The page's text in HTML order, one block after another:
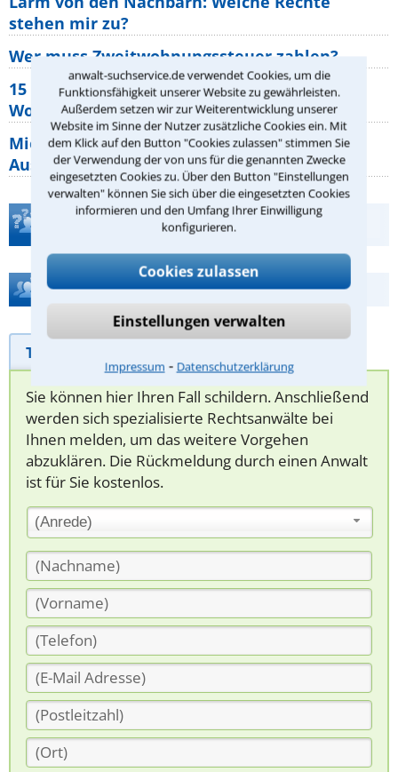
anwalt-suchservice.de verwendet Cookies, um die
Funktionsfähigkeit unserer Website zu gewährleisten.
Außerdem setzen wir zur Weiterentwicklung unserer
Website im Sinne der Nutzer zusätzliche Cookies ein. Mit
dem Klick auf den Button "Cookies zulassen" stimmen Sie
der Verwendung der von uns für die genannten Zwecke
eingesetzten Cookies zu. Über den Button "Einstellungen
verwalten" können Sie sich über die eingesetzten Cookies
informieren und den Umfang Ihrer Einwilligung
konfigurieren.
Cookies zulassen
Einstellungen verwalten
Impressum ⁃ Datenschutzerklärung
stehen mir zu?
Wer muss Zweitwohnungssteuer zahlen?
15 elementare Rechte, die jeder
Wohnungseigentümer kennen sollte
Mietpreisbremse 2026: Alle Regeln,
Ausnahmen und Rechte für Mieter
Teste Dein Rechtswissen
Hilfe bei Ihrer Anwaltsuche?
Telefonhilfe
Sie können hier Ihren Fall schildern. Anschließend
werden sich spezialisierte Rechtsanwälte bei
Ihnen melden, um das weitere Vorgehen
abzuklären. Die Rückmeldung durch einen Anwalt
ist für Sie kostenlos.
(Anrede)